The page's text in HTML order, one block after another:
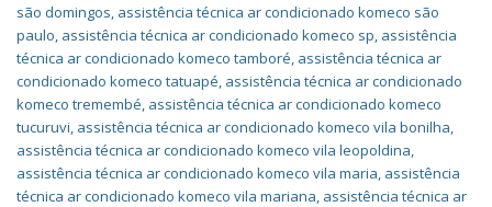
são domingos, assistência técnica ar condicionado komeco são
paulo, assistência técnica ar condicionado komeco sp, assistência
técnica ar condicionado komeco tamboré, assistência técnica ar
condicionado komeco tatuapé, assistência técnica ar condicionado
komeco tremembé, assistência técnica ar condicionado komeco
tucuruvi, assistência técnica ar condicionado komeco vila bonilha,
assistência técnica ar condicionado komeco vila leopoldina,
assistência técnica ar condicionado komeco vila maria, assistência
técnica ar condicionado komeco vila mariana, assistência técnica ar